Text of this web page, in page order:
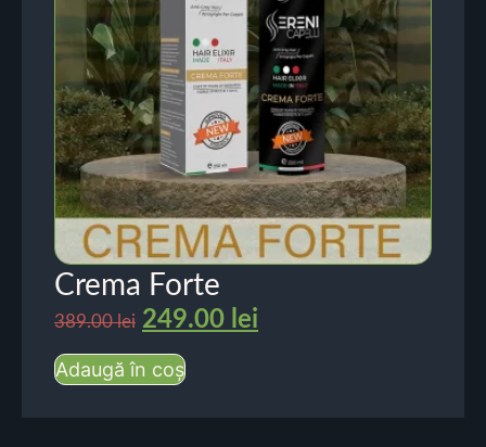
Crema Forte
389.00lei 249.00 lei
Adaugă în coș